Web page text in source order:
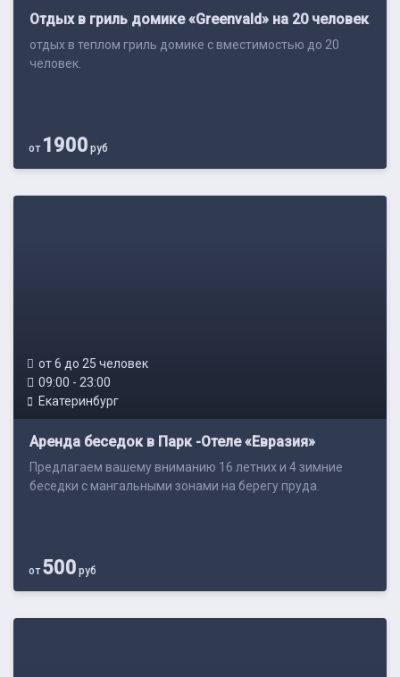
Отдых в гриль домике «Greenvald» на 20 человек
отдых в теплом гриль домике с вместимостью до 20
человек.
от 1900 руб
от 6 до 25 человек
09:00 - 23:00
Екатеринбург
Аренда беседок в Парк -Отеле «Евразия»
Предлагаем вашему вниманию 16 летних и 4 зимние
беседки с мангальными зонами на берегу пруда.
от500 руб